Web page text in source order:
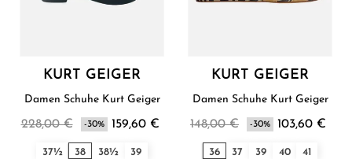
KURT GEIGER
Damen Schuhe Kurt Geiger
228,00 € -30% 159,60 €
37½ 38 38½ 39
KURT GEIGER
Damen Schuhe Kurt Geiger
148,00 € -30% 103,60 €
36 37 39 40 41